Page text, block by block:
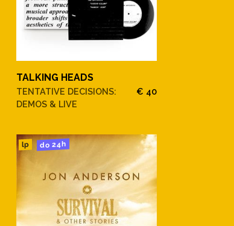
TALKING HEADS
TENTATIVE DECISIONS:
DEMOS & LIVE
€ 40
lp do 24h